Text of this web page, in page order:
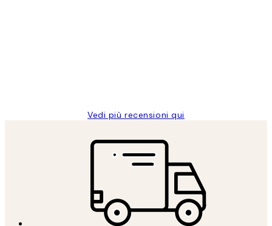
Vedi più recensioni qui